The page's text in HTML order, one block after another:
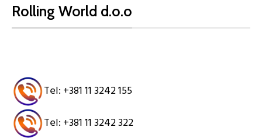
Rolling World d.o.o
Tel: +381 11 3242 155
Tel: +381 11 3242 322